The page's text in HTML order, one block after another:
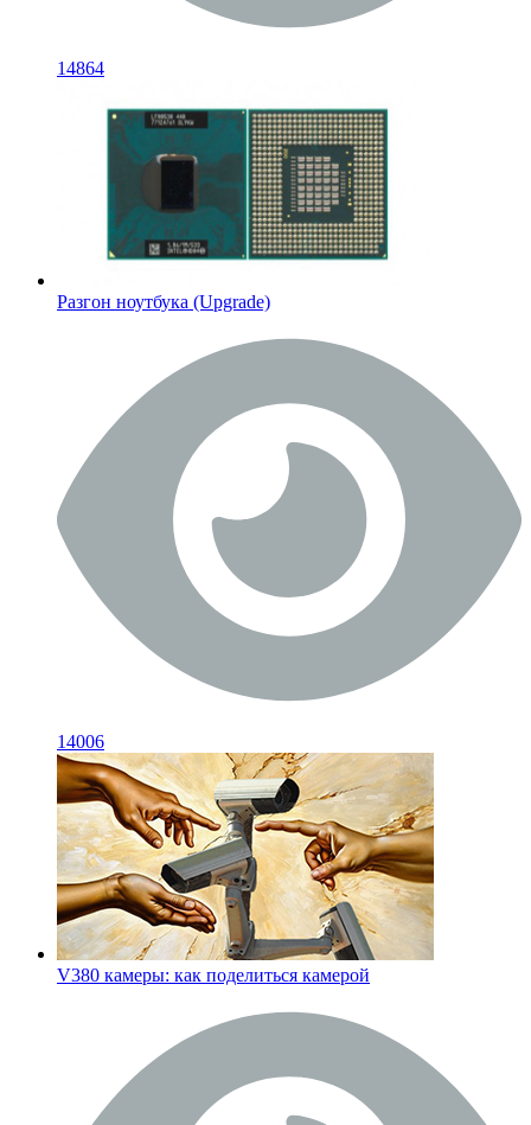
14864
Разгон ноутбука (Upgrade)
14006
V380 камеры: как поделиться камерой